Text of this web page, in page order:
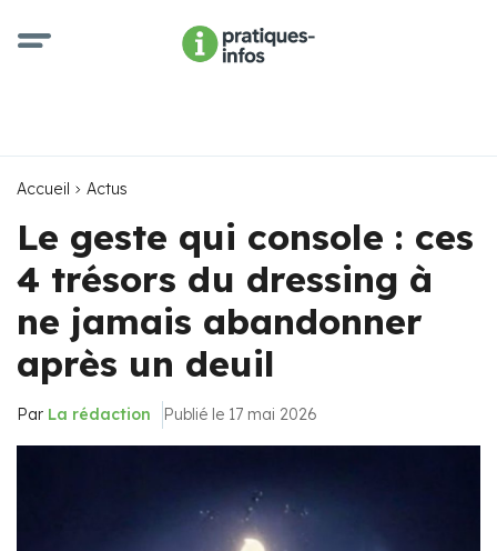
Accueil Actus
Le geste qui console : ces
4 trésors du dressing à
ne jamais abandonner
après un deuil
Par La rédaction Publié le 17 mai 2026